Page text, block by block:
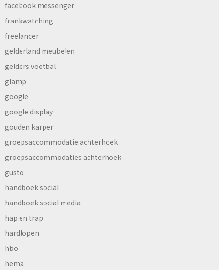
facebook messenger
frankwatching
freelancer
gelderland meubelen
gelders voetbal
glamp
google
google display
gouden karper
groepsaccommodatie achterhoek
groepsaccommodaties achterhoek
gusto
handboek social
handboek social media
hap en trap
hardlopen
hbo
hema